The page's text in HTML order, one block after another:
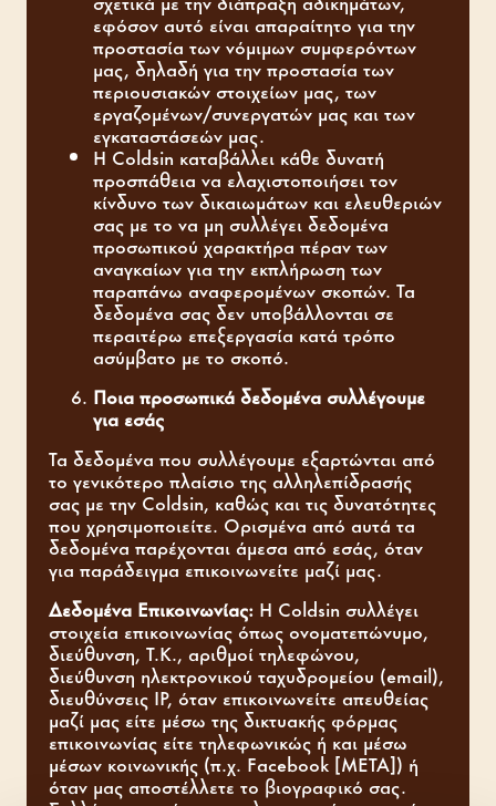
εφόσον αυτό είναι απαραίτητο για την
προστασία των νόμιμων συμφερόντων
μας, δηλαδή για την προστασία των
περιουσιακών στοιχείων μας, των
εργαζομένων/συνεργατών μας και των
εγκαταστάσεών μας.
Η Coldsin καταβάλλει κάθε δυνατή
προσπάθεια να ελαχιστοποιήσει τον
κίνδυνο των δικαιωμάτων και ελευθεριών
σας με το να μη συλλέγει δεδομένα
προσωπικού χαρακτήρα πέραν των
αναγκαίων για την εκπλήρωση των
παραπάνω αναφερομένων σκοπών. Τα
δεδομένα σας δεν υποβάλλονται σε
περαιτέρω επεξεργασία κατά τρόπο
ασύμβατο με το σκοπό.
Ποια προσωπικά δεδομένα συλλέγουμε
για εσάς
Τα δεδομένα που συλλέγουμε εξαρτώνται από
το γενικότερο πλαίσιο της αλληλεπίδρασής
σας με την Coldsin, καθώς και τις δυνατότητες
που χρησιμοποιείτε. Ορισμένα από αυτά τα
δεδομένα παρέχονται άμεσα από εσάς, όταν
για παράδειγμα επικοινωνείτε μαζί μας.
Δεδομένα Επικοινωνίας: Η Coldsin συλλέγει
στοιχεία επικοινωνίας όπως ονοματεπώνυμο,
διεύθυνση, Τ.Κ., αριθμοί τηλεφώνου,
διεύθυνση ηλεκτρονικού ταχυδρομείου (email),
διευθύνσεις IP, όταν επικοινωνείτε απευθείας
μαζί μας είτε μέσω της δικτυακής φόρμας
επικοινωνίας είτε τηλεφωνικώς ή και μέσω
μέσων κοινωνικής (π.χ. Facebook [META]) ή
όταν μας αποστέλλετε το βιογραφικό σας.